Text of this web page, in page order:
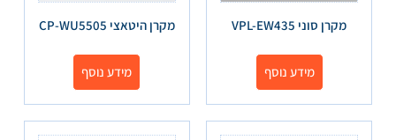
מקרן סוני VPL-EW435
מידע נוסף
מקרן היטאצי CP-WU5505
מידע נוסף